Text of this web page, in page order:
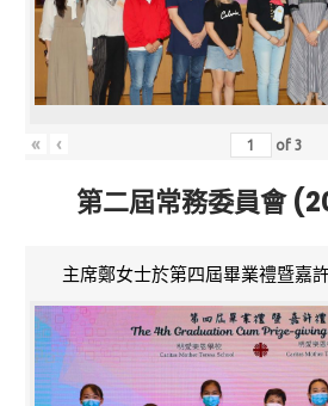
« ‹ of3
第二屆常務委員會
主席鄭女士於第四屆畢業禮暨嘉